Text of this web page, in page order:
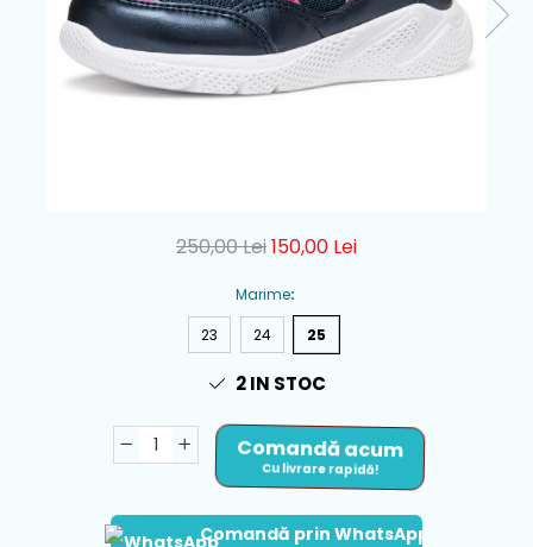
250,00 Lei150,00 Lei
Marime:
23
24 25
2IN STOC
Comandă acum
Cu livrare rapidă!
Comandă prin WhatsApp